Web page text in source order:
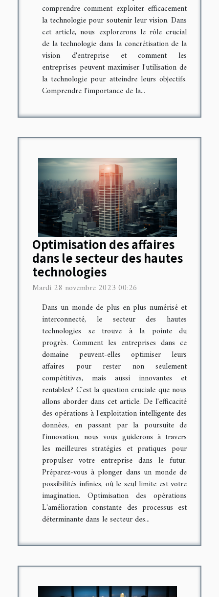
comprendre comment exploiter efficacement
la technologie pour soutenir leur vision. Dans
cet article, nous explorerons le rôle crucial
de la technologie dans la concrétisation de la
vision d'entreprise et comment les
entreprises peuvent maximiser l'utilisation de
la technologie pour atteindre leurs objectifs.
Comprendre l'importance de la...
Optimisation des affaires
dans le secteur des hautes
technologies
Mardi 28 novembre 2023 00:26
Dans un monde de plus en plus numérisé et
interconnecté, le secteur des hautes
technologies se trouve à la pointe du
progrès. Comment les entreprises dans ce
domaine peuvent-elles optimiser leurs
affaires pour rester non seulement
compétitives, mais aussi innovantes et
rentables? C'est la question cruciale que nous
allons aborder dans cet article. De l'efficacité
des opérations à l'exploitation intelligente des
données, en passant par la poursuite de
l'innovation, nous vous guiderons à travers
les meilleures stratégies et pratiques pour
propulser votre entreprise dans le futur.
Préparez-vous à plonger dans un monde de
possibilités infinies, où le seul limite est votre
imagination. Optimisation des opérations
L'amélioration constante des processus est
déterminante dans le secteur des...